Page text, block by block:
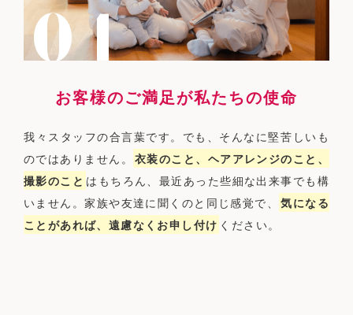
お客様のご満足が私たちの使命
我々スタッフの合言葉です。でも、そんなに堅苦しいも
のではありません。
衣装のこと、ヘアアレンジのこと、
撮影のこと はもちろん、最近あった些細な出来事でも構
いません。家族や友達に聞くのと同じ感覚で、 気になる
ことがあれば、遠慮なくお申し付け ください。